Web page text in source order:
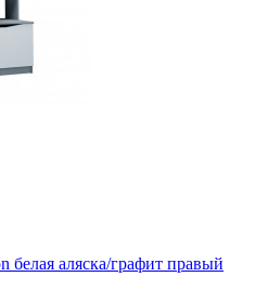
белая аляска/графит правый